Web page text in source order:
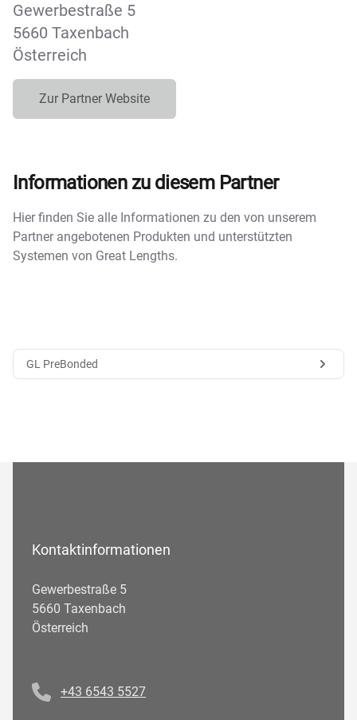
Gewerbestraße 5
5660 Taxenbach
Österreich
Zur Partner Website
Informationen zu diesem Partner
Hier finden Sie alle Informationen zu den von unserem
Partner angebotenen Produkten und unterstützten
Systemen von Great Lengths.
GL PreBonded
Kontaktinformationen
Gewerbestraße 5
5660 Taxenbach
Österreich
+43 6543 5527